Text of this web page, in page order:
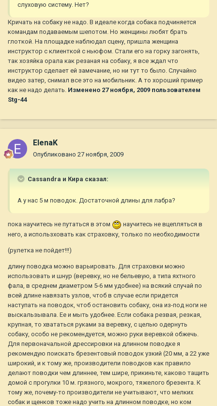
слуховую систему. Нет?
Кричать на собаку не надо. В идеале когда собака подчиняется
командам подаваемым шепотом. Но женщины любят брать
глоткой. На площадке наблюдал сцену, пришла женщина
инструктор с клиенткой с ньюфом. Стали его на горку загонять,
так хозяйка орала как резаная на собаку, я все ждал что
инструктор сделает ей замечание, но ни тут то было. Случайно
видео затер, снимал все это на мобильник. А то хороший пример
как не надо делать. Изменено 27 ноября, 2009 пользователем
Stg-44
ElenaK
Опубликовано 27 ноября, 2009
Cassandra и Кира сказал:
А у нас 5 м поводок. Достаточной длины для лабра?
пока научитесь не путаться в этом
научитесь не вцепляться в
него, а использховать как страховку, только по необходимости
(рулетка не пойдет!!!)
длину поводка можно варьировать. Для страховки можно
использовать и шнур (веревку, но не бельевую, а типа яхтного
фала, в среднем диаметром 5-6 мм удобнее) на всякий случай по
всей длине навязать узлов, чтоб в случае если придется
наступать на поводок, чтоб остановить собаку, она из-под ноги не
выскальзывала. Ее и мыть удобнее. Если собака резвая, резкая,
крупная, то хвататься руками за веревку, с целью одернуть
собаку, особо не рекомендуется, можно руки веревкой обжечь.
Для первоначальной дрессировки на длинном поводке я
рекомендую поискать брезентовый поводок узкий (20 мм, а 22 уже
широкий, и к тому же, производители поводков как правило
делают поводки чем длиннее, тем шире, прикиньте, каково тащить
домой с прогулки 10 м. грязного, мокрого, тяжелого брезента. К
тому же, почему-то производители не учитывают, что мелких
собак и щенков тоже надо учить на длинном поводке, но ком